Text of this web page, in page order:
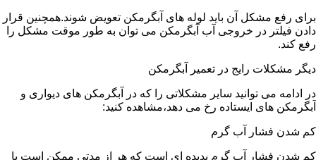
برای رفع مشکل آن باید لوله های آبگرمکن تعویض شوند.همچنین قرار
دادن فیلتر در خروجی آب آبگرمکن می توان به طور موقت مشکل را
رفع کند.
دیگر مشکلات رایج در تعمیر آبگرمکن
در ادامه می توانید سایر مشکلاتی را که در آبگرمکن های دیواری و
آبگرمکن های ایستاده رخ می دهد،مشاهده کنید:
کم شدن فشار آب گرم
کم شدن فشار آب گرم پدیده ای است که هر از مدتی ممکن است با